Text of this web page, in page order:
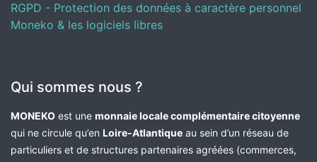
RGPD - Protection des données à caractère personnel
Moneko & les logiciels libres
Qui sommes nous ?
MONEKO est une monnaie locale complémentaire citoyenne
qui ne circule qu’en Loire-Atlantique au sein d’un réseau de
particuliers et de structures partenaires agréées (commerces,